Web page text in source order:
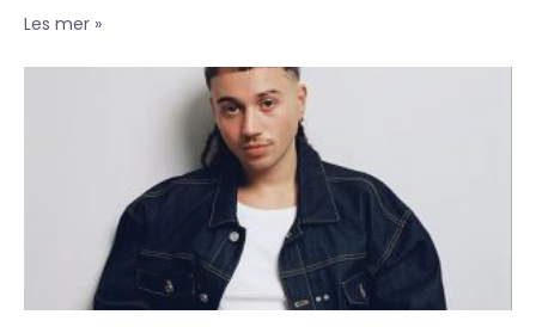
Les mer »